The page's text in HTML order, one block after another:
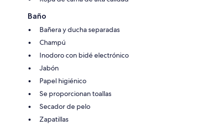
Baño
Bañera y ducha separadas
Champú
Inodoro con bidé electrónico
Jabón
Papel higiénico
Se proporcionan toallas
Secador de pelo
Zapatillas